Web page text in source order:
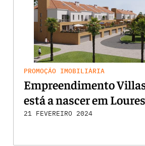
PROMOÇÃO IMOBILIÁRIA
Empreendimento
está a nascer em Loures
21 FEVEREIRO 2024